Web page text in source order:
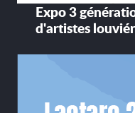
Expo 3
d'artistes